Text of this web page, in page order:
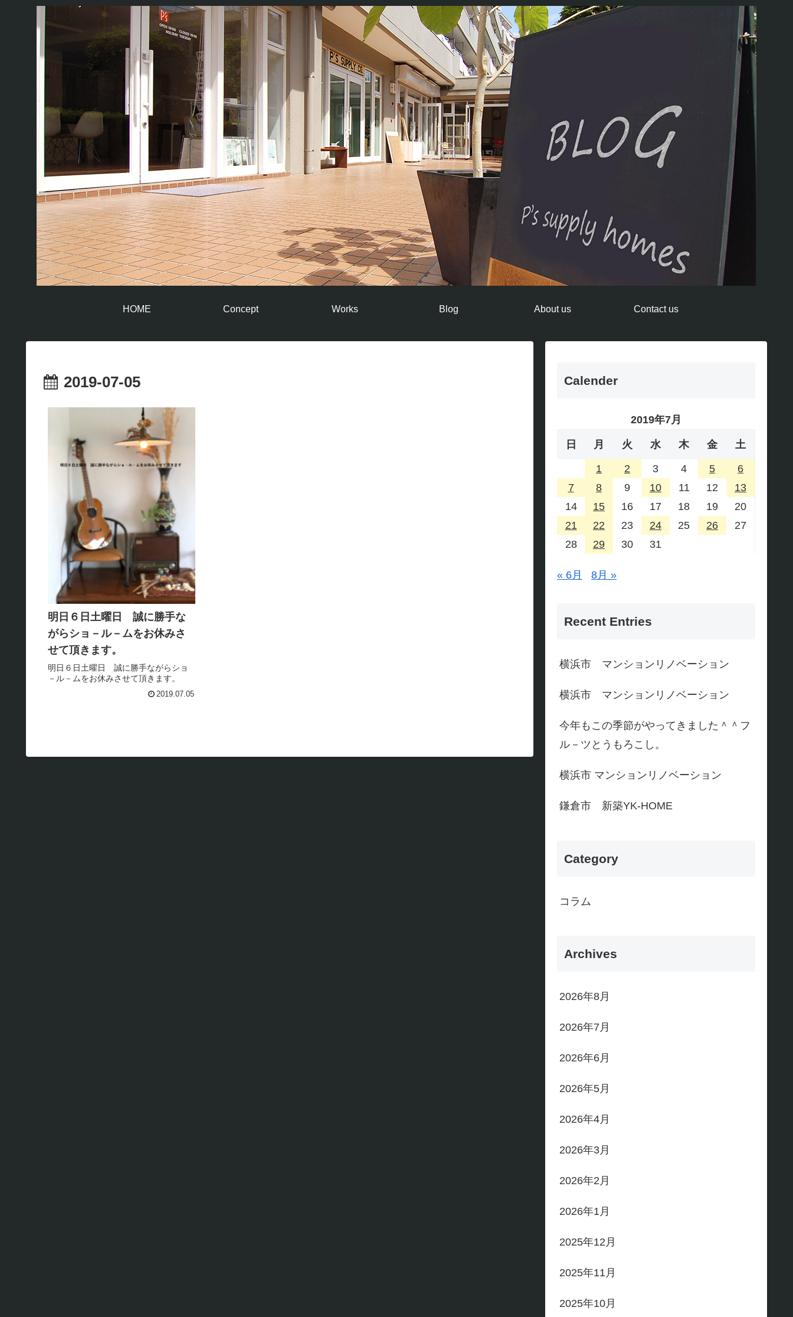
HOME Concept Works Blog About us Contact us
2019-07-05
明日６日土曜日 誠に勝手な
がらショ－ル－ムをお休みさ
せて頂きます。
明日６日土曜日 誠に勝手ながらショ
－ル－ムをお休みさせて頂きます。
2019.07.05
Calender
2019年7月
日 月 火 水 木 金 土
1 2 3 4 5
6
7
8 9 10 11 12
13
14
15 16 17 18 19
20
21
22 23 24 25 26
27
28
29 30 31
« 6月 8月 »
Recent Entries
横浜市 マンションリノベーション
横浜市 マンションリノベーション
今年もこの季節がやってきました＾＾フ
ル－ツとうもろこし。
横浜市 マンションリノベーション
鎌倉市 新築YK-HOME
Category
コラム
Archives
2026年8月
2026年7月
2026年6月
2026年5月
2026年4月
2026年3月
2026年2月
2026年1月
2025年12月
2025年11月
2025年10月